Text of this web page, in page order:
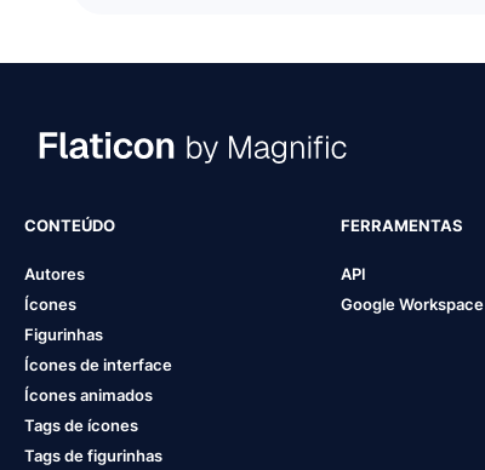
CONTEÚDO
Autores
Ícones
Figurinhas
Ícones de interface
Ícones animados
Tags de ícones
Tags de figurinhas
FERRAMENTAS
API
Google Workspace